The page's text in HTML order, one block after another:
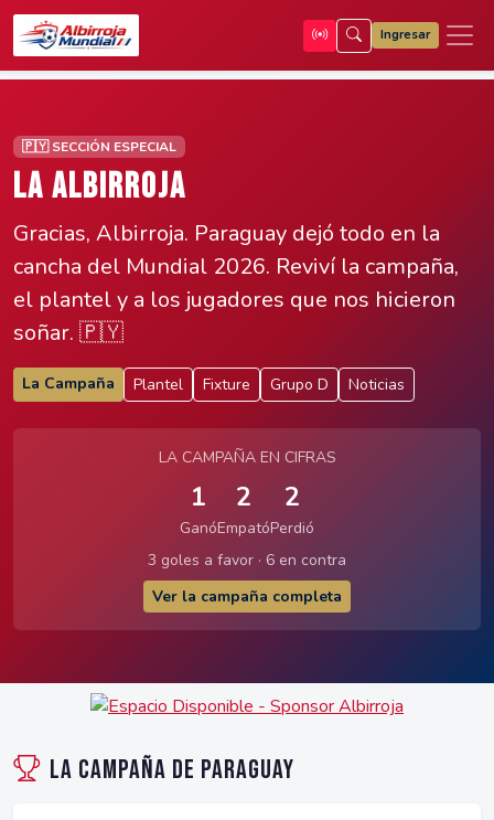
Ingresar
🇵🇾 SECCIÓN ESPECIAL
LA ALBIRROJA
Gracias, Albirroja. Paraguay dejó todo en la
cancha del Mundial 2026. Reviví la campaña,
el plantel y a los jugadores que nos hicieron
soñar. 🇵🇾
La Campaña Plantel Fixture Grupo D Noticias
LA CAMPAÑA EN CIFRAS
1
Ganó
2
Empató
2
Perdió
3 goles a favor · 6 en contra
Ver la campaña completa
La Campaña de Paraguay